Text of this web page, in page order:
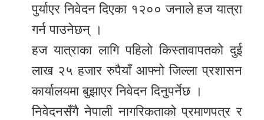
पुर्याएर निवेदन दिएका १२०० जनाले हज यात्रा
गर्न पाउनेछन् ।
हज यात्राका लागि पहिलो किस्तावापतको दुई
लाख २५ हजार रुपैयाँ आफ्नो जिल्ला प्रशासन
कार्यालयमा बुझाएर निवेदन दिनुपर्नेछ ।
निवेदनसँगै नेपाली नागरिकताको प्रमाणपत्र र